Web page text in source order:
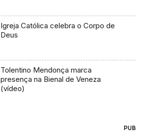
Igreja Católica celebra o Corpo de
Deus
Tolentino Mendonça marca
presença na Bienal de Veneza
(vídeo)
PUB